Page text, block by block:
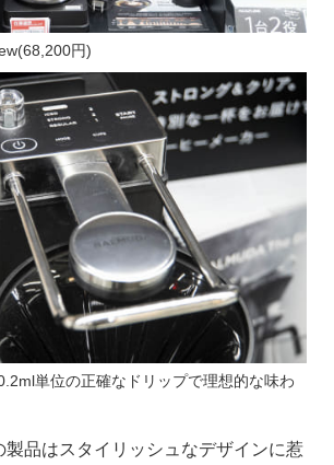
円)
単位の正確なドリップで理想的な味わ
製品はスタイリッシュなデザインに惹